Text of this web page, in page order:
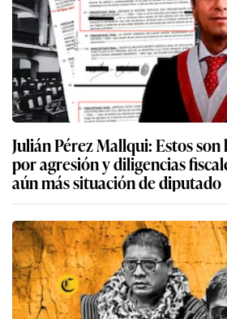
Julián Pérez Mallqui: Estos
por agresión y diligencias
aún más situación de diputado